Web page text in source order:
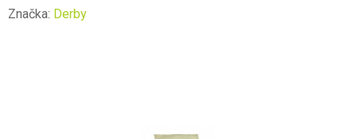
hodnocení
Značka: Derby